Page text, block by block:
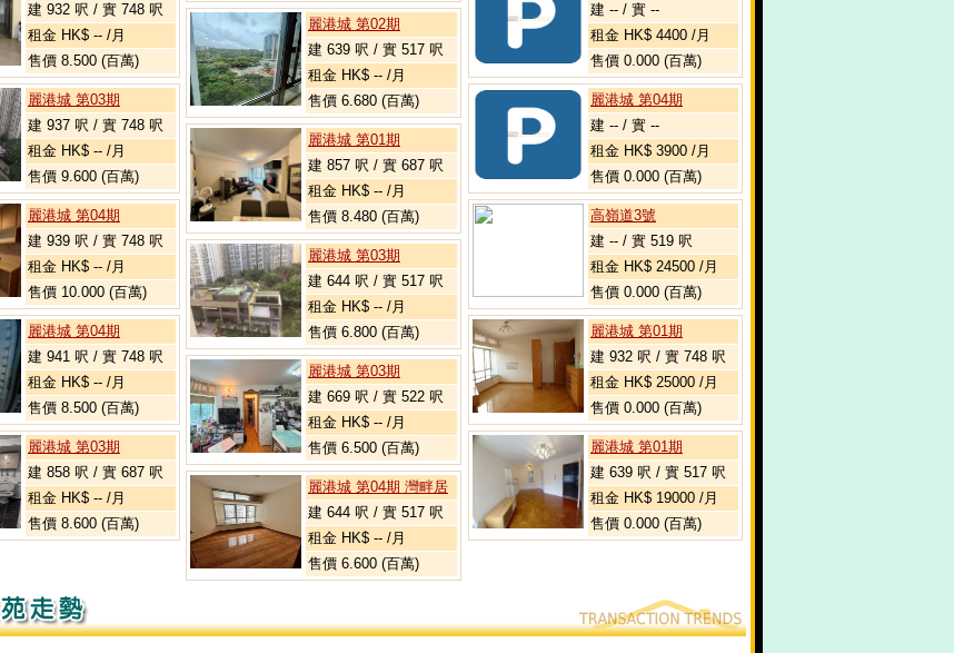
建 932 呎 / 實 748 呎
租金 HK$ -- /月
售價 8.500 (百萬)
麗港城 第03期
建 937 呎 / 實 748 呎
租金 HK$ -- /月
售價 9.600 (百萬)
麗港城 第04期
建 939 呎 / 實 748 呎
租金 HK$ -- /月
售價 10.000 (百萬)
麗港城 第04期
建 941 呎 / 實 748 呎
租金 HK$ -- /月
售價 8.500 (百萬)
麗港城 第03期
建 858 呎 / 實 687 呎
租金 HK$ -- /月
售價 8.600 (百萬)
麗港城 第02期
建 639 呎 / 實 517 呎
租金 HK$ -- /月
售價 6.680 (百萬)
麗港城 第01期
建 857 呎 / 實 687 呎
租金 HK$ -- /月
售價 8.480 (百萬)
麗港城 第03期
建 644 呎 / 實 517 呎
租金 HK$ -- /月
售價 6.800 (百萬)
麗港城 第03期
建 669 呎 / 實 522 呎
租金 HK$ -- /月
售價 6.500 (百萬)
麗港城 第04期 灣畔居
建 644 呎 / 實 517 呎
租金 HK$ -- /月
售價 6.600 (百萬)
建 -- / 實 --
租金 HK$ 4400 /月
售價 0.000 (百萬)
麗港城 第04期
建 -- / 實 --
租金 HK$ 3900 /月
售價 0.000 (百萬)
高嶺道3號
建 -- / 實 519 呎
租金 HK$ 24500 /月
售價 0.000 (百萬)
麗港城 第01期
建 932 呎 / 實 748 呎
租金 HK$ 25000 /月
售價 0.000 (百萬)
麗港城 第01期
建 639 呎 / 實 517 呎
租金 HK$ 19000 /月
售價 0.000 (百萬)